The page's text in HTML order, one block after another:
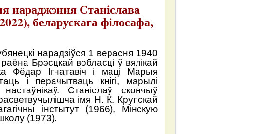
нараджэння Станіслава
беларускага філосафа,
нарадзіўся 1 верасня 1940
Брэсцкай вобласці ў вялікай
Фёдар Ігнатавіч і маці Марыя
і перачытваць кнігі, марылі
Станіслаў скончыў
імя Н. К. Крупскай
інстытут (1966), Мінскую
(1973).